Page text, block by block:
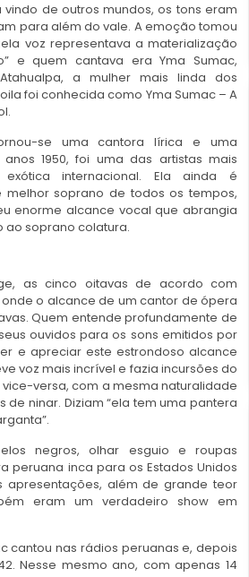
de outros mundos, os tons eram
para além do vale. A emoção tomou
voz representava a materialização
e quem cantava era Yma Sumac,
a mulher mais linda dos
foi conhecida como Yma Sumac – A
se uma cantora lírica e uma
1950, foi uma das artistas mais
internacional. Ela ainda é
soprano de todos os tempos,
enorme alcance vocal que abrangia
soprano colatura.
as cinco oitavas de acordo com
o alcance de um cantor de ópera
Quem entende profundamente de
ouvidos para os sons emitidos por
e apreciar este estrondoso alcance
voz mais incrível e fazia incursões do
versa, com a mesma naturalidade
ninar. Diziam “ela tem uma pantera
negros, olhar esguio e roupas
peruana inca para os Estados Unidos
apresentações, além de grande teor
eram um verdadeiro show em
cantou nas rádios peruanas e, depois
Nesse mesmo ano, com apenas 14